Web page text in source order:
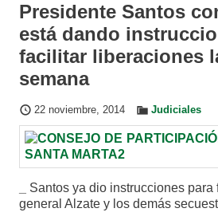
Presidente Santos
está dando
facilitar liberaciones
semana
22 noviembre, 2014 Judiciales
Santos ya dio instrucciones para
general Alzate y los demás